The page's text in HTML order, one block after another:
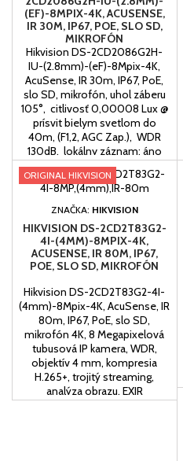
(EF)-8MPIX-4K, ACUSENSE,
IR 30M, IP67, POE, SLO SD,
MIKROFÓN
Hikvision DS-2CD2086G2H-
IU-(2.8mm)-(eF)-8Mpix-4K,
AcuSense, IR 30m, IP67, PoE,
slo SD, mikrofón, uhol záberu
105°, citlivosť 0,00008 Lux @
prísvit bielym svetlom do
40m, (F1,2, AGC Zap.), WDR
130dB, lokálny záznam: áno
IP67,
ORIGINAL HIKVISION
ZNAČKA: HIKVISION
HIKVISION DS-2CD2T83G2-
4I-(4MM)-8MPIX-4K,
ACUSENSE, IR 80M, IP67,
POE, SLO SD, MIKROFÓN
Hikvision DS-2CD2T83G2-4I-
(4mm)-8Mpix-4K, AcuSense, IR
80m, IP67, PoE, slo SD,
mikrofón 4K, 8 Megapixelová
tubusová IP kamera, WDR,
objektív 4 mm, kompresia
H.265+, trojitý streaming,
analýza obrazu, EXIR